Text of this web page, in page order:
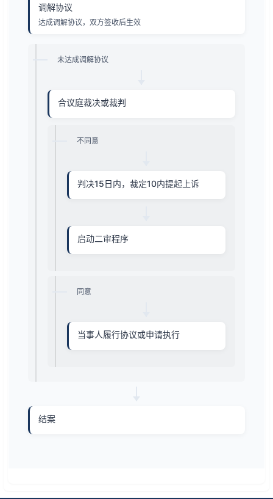
调解协议
达成调解协议，双方签收后生效
未达成调解协议
合议庭裁决或裁判
不同意
判决15日内，裁定10内提起上诉
启动二审程序
同意
当事人履行协议或申请执行
结案